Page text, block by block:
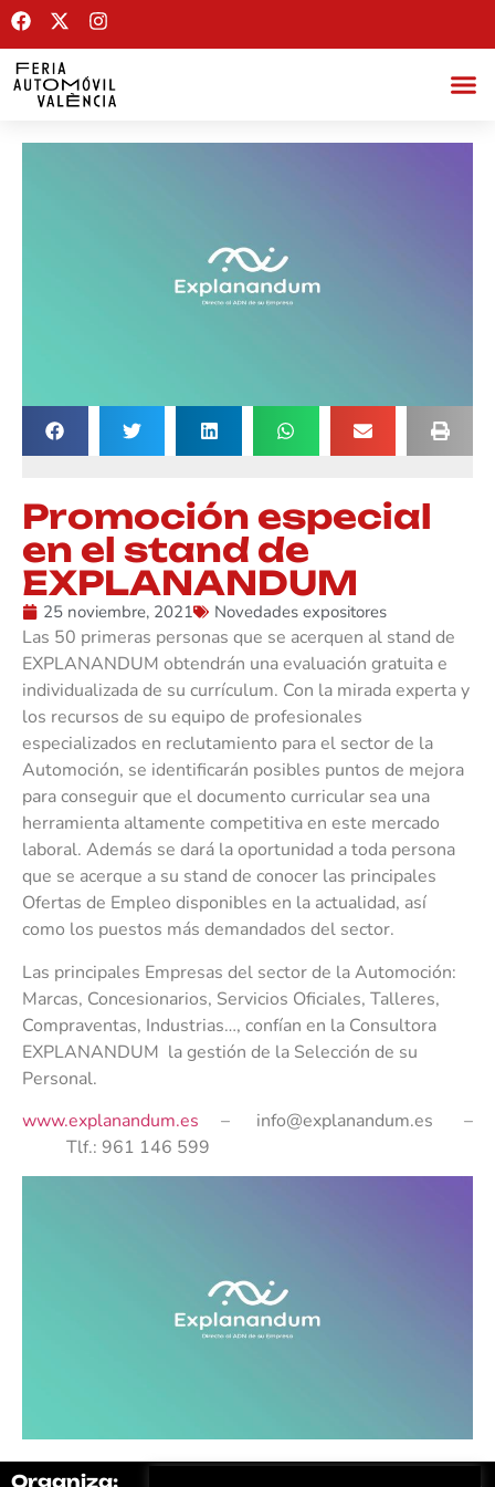
Promoción especial
en el stand de
EXPLANANDUM
25 noviembre, 2021 Novedades expositores
Las 50 primeras personas que se acerquen al stand de
EXPLANANDUM obtendrán una evaluación gratuita e
individualizada de su currículum. Con la mirada experta y
los recursos de su equipo de profesionales
especializados en reclutamiento para el sector de la
Automoción, se identificarán posibles puntos de mejora
para conseguir que el documento curricular sea una
herramienta altamente competitiva en este mercado
laboral. Además se dará la oportunidad a toda persona
que se acerque a su stand de conocer las principales
Ofertas de Empleo disponibles en la actualidad, así
como los puestos más demandados del sector.
Las principales Empresas del sector de la Automoción:
Marcas, Concesionarios, Servicios Oficiales, Talleres,
Compraventas, Industrias…, confían en la Consultora
EXPLANANDUM la gestión de la Selección de su
Personal.
www.explanandum.es – info@explanandum.es –
Tlf.: 961 146 599
Organiza: